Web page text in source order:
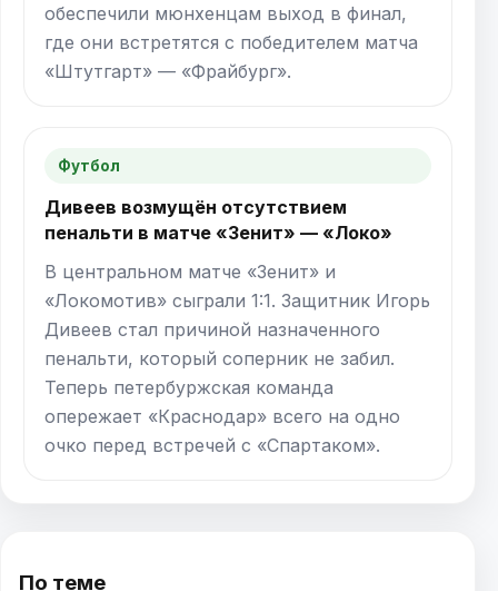
обеспечили мюнхенцам выход в финал,
где они встретятся с победителем матча
«Штутгарт» — «Фрайбург».
Футбол
Дивеев возмущён отсутствием
пенальти в матче «Зенит» — «Локо»
В центральном матче «Зенит» и
«Локомотив» сыграли 1:1. Защитник Игорь
Дивеев стал причиной назначенного
пенальти, который соперник не забил.
Теперь петербуржская команда
опережает «Краснодар» всего на одно
очко перед встречей с «Спартаком».
По теме